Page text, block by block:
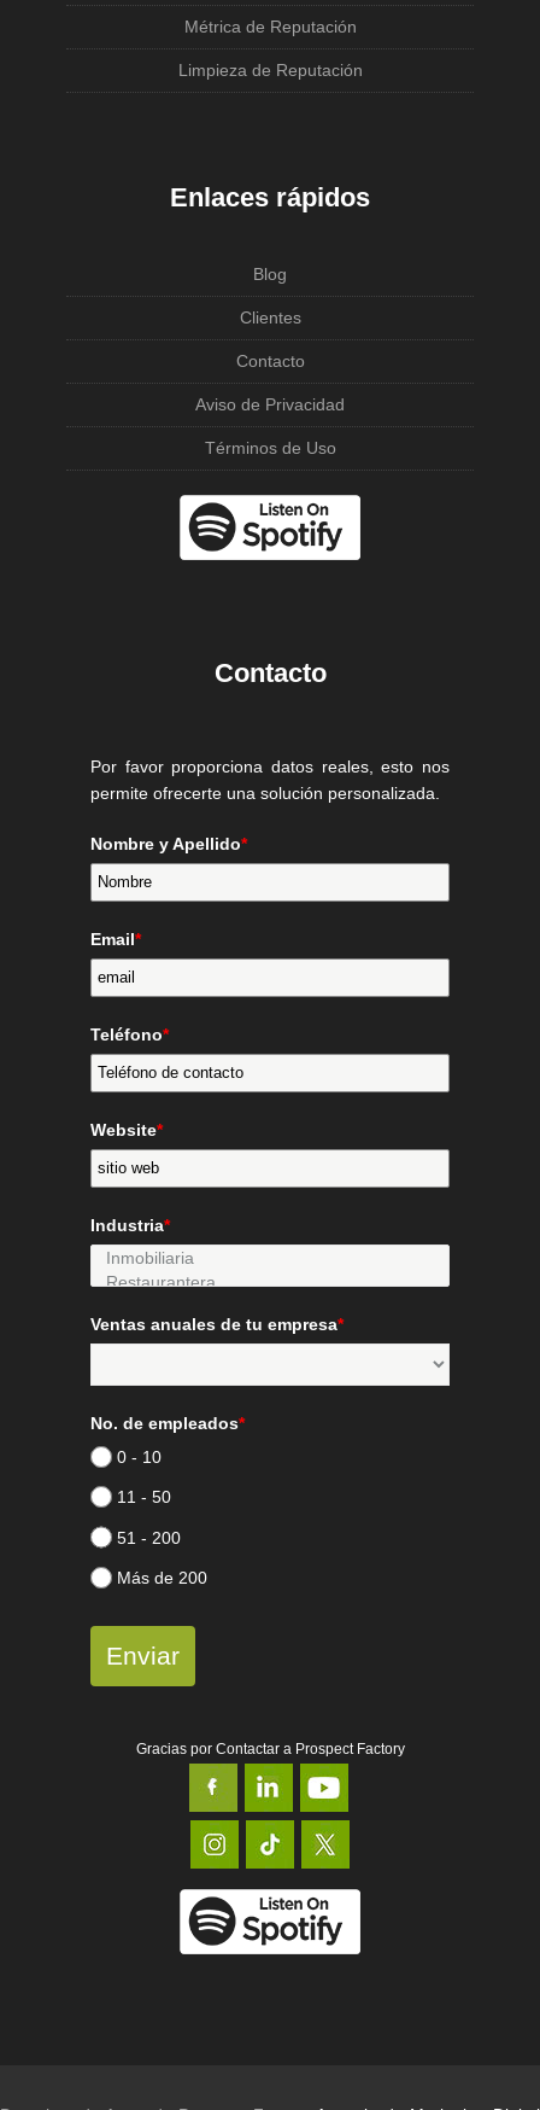
Métrica de Reputación
Limpieza de Reputación
Enlaces rápidos
Blog
Clientes
Contacto
Aviso de Privacidad
Términos de Uso
Contacto
Por favor proporciona datos reales, esto nos
permite ofrecerte una solución personalizada.
Nombre y Apellido*
Email*
Teléfono*
Website*
Industria*
Ventas anuales de tu empresa*
No. de empleados*
0 - 10
11 - 50
51 - 200
Más de 200
Enviar
Gracias por Contactar a Prospect Factory